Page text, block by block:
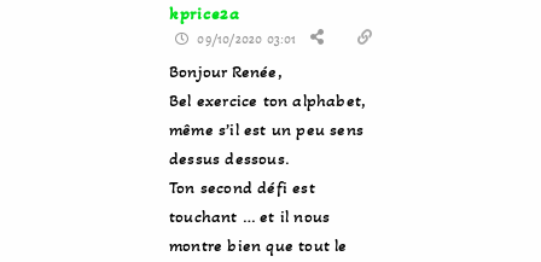
kprice2a
09/10/2020 03:01
Bonjour Renée,
Bel exercice ton alphabet,
même s’il est un peu sens
dessus dessous.
Ton second défi est
touchant … et il nous
montre bien que tout le